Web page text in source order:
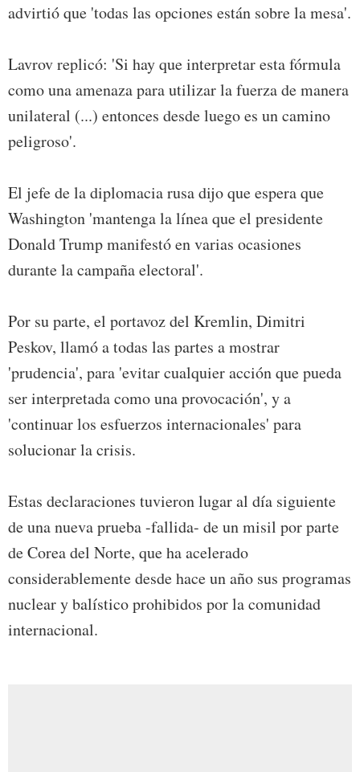
advirtió que 'todas las opciones están sobre la mesa'.
Lavrov replicó: 'Si hay que interpretar esta fórmula
como una amenaza para utilizar la fuerza de manera
unilateral (...) entonces desde luego es un camino
peligroso'.
El jefe de la diplomacia rusa dijo que espera que
Washington 'mantenga la línea que el presidente
Donald Trump manifestó en varias ocasiones
durante la campaña electoral'.
Por su parte, el portavoz del Kremlin, Dimitri
Peskov, llamó a todas las partes a mostrar
'prudencia', para 'evitar cualquier acción que pueda
ser interpretada como una provocación', y a
'continuar los esfuerzos internacionales' para
solucionar la crisis.
Estas declaraciones tuvieron lugar al día siguiente
de una nueva prueba -fallida- de un misil por parte
de Corea del Norte, que ha acelerado
considerablemente desde hace un año sus programas
nuclear y balístico prohibidos por la comunidad
internacional.